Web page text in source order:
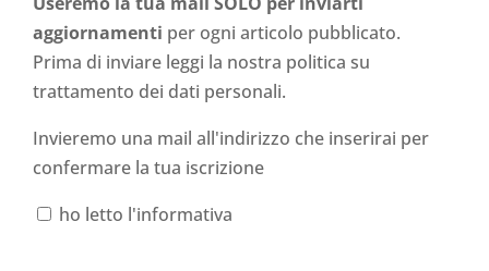
aggiornamenti per ogni articolo pubblicato.
Prima di inviare leggi la nostra politica su
trattamento dei dati personali.
Invieremo una mail all'indirizzo che inserirai per
confermare la tua iscrizione
ho letto l'informativa